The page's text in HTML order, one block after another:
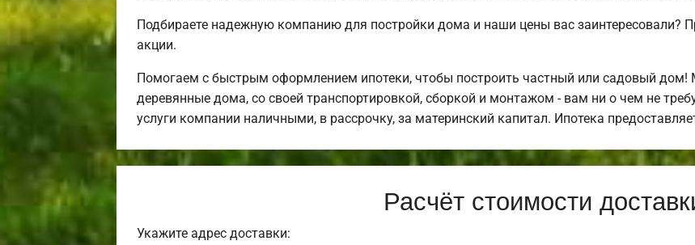
Подбираете надежную компанию для постройки дома и наши цены вас заинтересовали?
акции.
Помогаем с быстрым оформлением ипотеки, чтобы построить частный или садовый
деревянные дома, со своей транспортировкой, сборкой и монтажом - вам ни о чем не
услуги компании наличными, в рассрочку, за материнский капитал. Ипотека
Расчёт стоимости
Укажите адрес доставки: